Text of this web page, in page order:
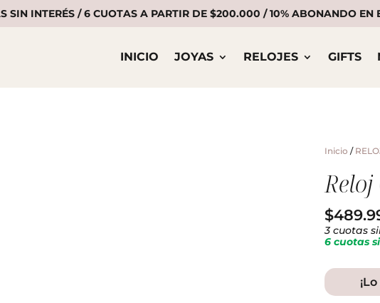
SIN INTERÉS / 6 CUOTAS A PARTIR DE $200.000 / 10% ABONANDO EN
INICIO JOYAS RELOJES GIFTS
Inicio /
$
3 cuotas
6 cuotas